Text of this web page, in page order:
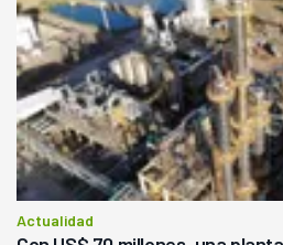
Actualidad